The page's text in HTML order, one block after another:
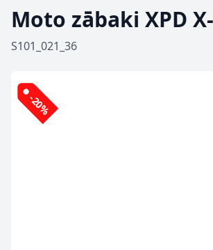
Moto zābaki XPD
S101_021_36
-20%